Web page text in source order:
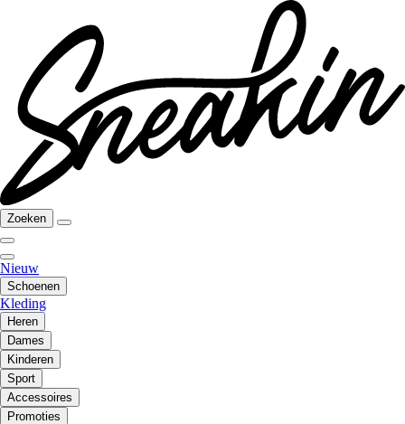
Zoeken
Nieuw
Schoenen
Kleding
Heren
Dames
Kinderen
Sport
Accessoires
Promoties